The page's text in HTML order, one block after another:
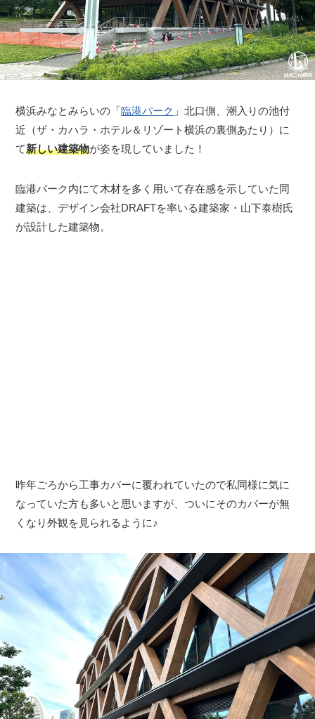
横浜みなとみらいの「臨港パーク 」北口側、潮入りの池付
近（ザ・カハラ・ホテル＆リゾート横浜の裏側あたり）に
て新しい建築物が姿を現していました！
臨港パーク内にて木材を多く用いて存在感を示していた同
建築は、デザイン会社DRAFTを率いる建築家・山下泰樹氏
が設計した建築物。
昨年ごろから工事カバーに覆われていたので私同様に気に
なっていた方も多いと思いますが、ついにそのカバーが無
くなり外観を見られるように♪